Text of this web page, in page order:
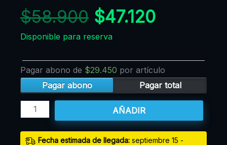
$58.900 $47.120
Disponible para reserva
Pagar abono de $29.450 por artículo
Pagar abono
Pagar total
MX)
cantidad
AÑADIR
Fecha estimada de llegada: septiembre 15 -